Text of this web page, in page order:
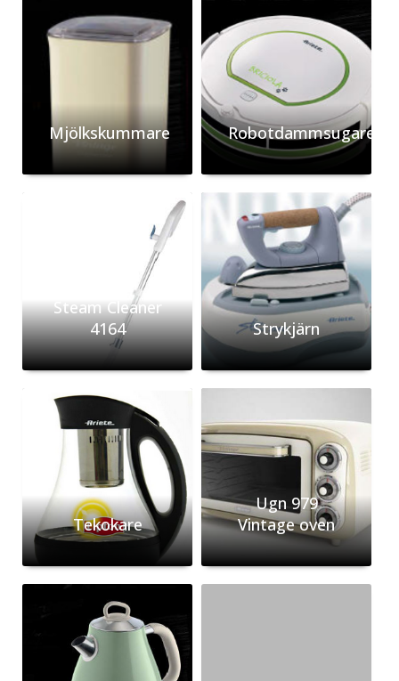
Mjölkskummare Robotdammsugare
Steam Cleaner
4164
Strykjärn
Tekokare
Ugn 979
Vintage oven